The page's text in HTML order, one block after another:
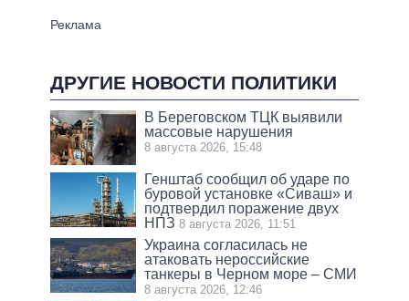
ДРУГИЕ НОВОСТИ ПОЛИТИКИ
В Береговском ТЦК выявили
массовые нарушения
8 августа 2026, 15:48
Генштаб сообщил об ударе по
буровой установке «Сиваш» и
подтвердил поражение двух
НПЗ 8 августа 2026, 11:51
Украина согласилась не
атаковать нероссийские
танкеры в Черном море – СМИ
8 августа 2026, 12:46